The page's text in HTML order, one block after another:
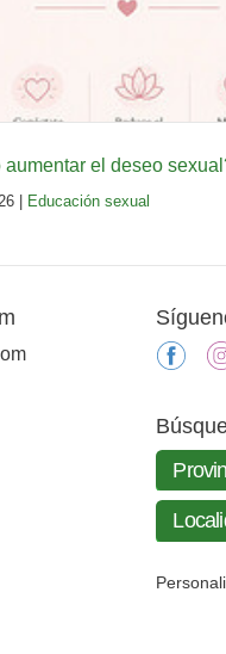
aumentar el deseo
| Educación sexual